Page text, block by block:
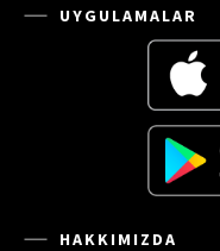
UYGULAMALAR
HAKKIMIZDA